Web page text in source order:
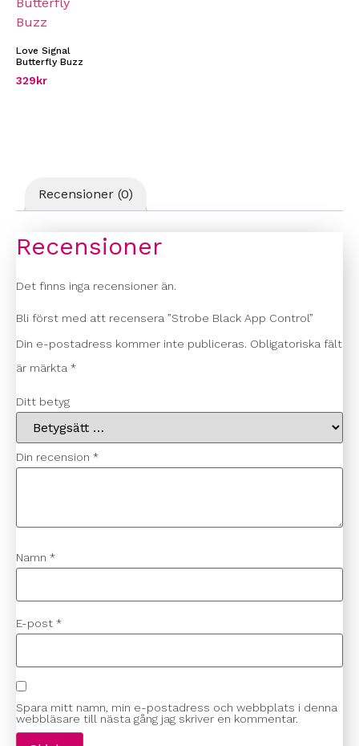
Recensioner (0)
Recensioner
Det finns inga recensioner än.
Bli först med att recensera ”Strobe Black App Control”
Din e-postadress kommer inte publiceras. Obligatoriska fält
är märkta *
Ditt betyg
Din recension *
Namn *
E-post *
Spara mitt namn, min e-postadress och webbplats i denna
webbläsare till nästa gång jag skriver en kommentar.
Love Signal
Butterfly Buzz
329kr